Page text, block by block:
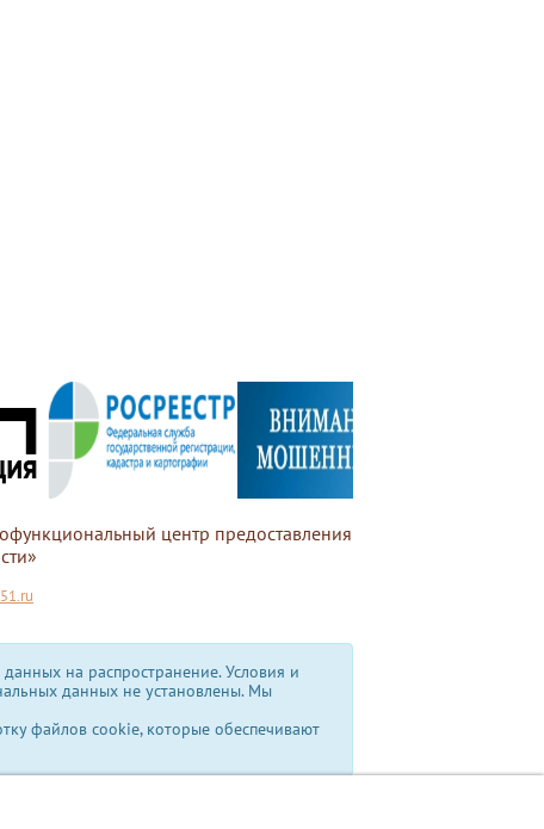
центр предоставления
на распространение. Условия и
данных не установлены. Мы
файлов cookie, которые обеспечивают